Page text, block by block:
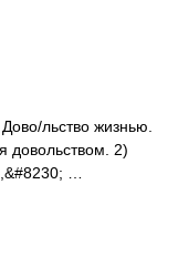
льство жизнью.
довольством. 2)
…